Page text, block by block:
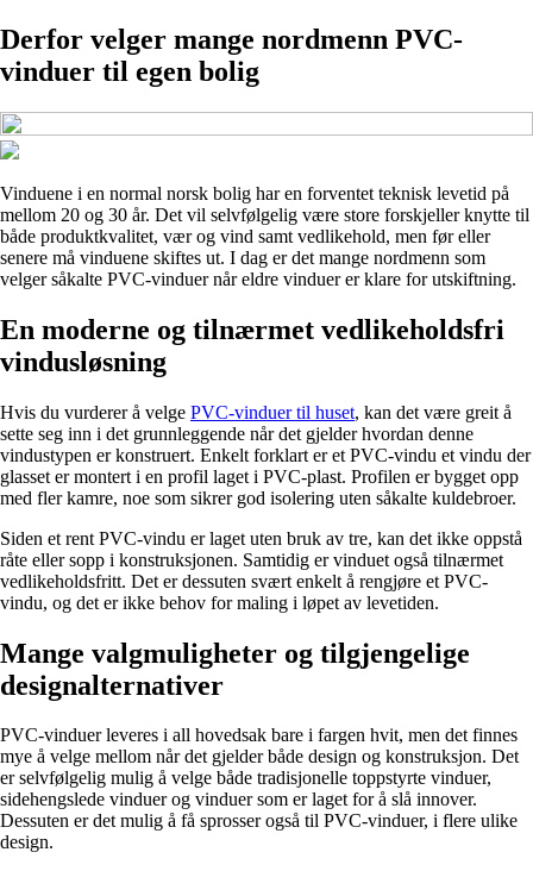
Derfor velger mange nordmenn PVC-
vinduer til egen bolig
Vinduene i en normal norsk bolig har en forventet teknisk levetid på
mellom 20 og 30 år. Det vil selvfølgelig være store forskjeller knytte til
både produktkvalitet, vær og vind samt vedlikehold, men før eller
senere må vinduene skiftes ut. I dag er det mange nordmenn som
velger såkalte PVC-vinduer når eldre vinduer er klare for utskiftning.
En moderne og tilnærmet vedlikeholdsfri
vindusløsning
Hvis du vurderer å velge PVC-vinduer til huset, kan det være greit å
sette seg inn i det grunnleggende når det gjelder hvordan denne
vindustypen er konstruert. Enkelt forklart er et PVC-vindu et vindu der
glasset er montert i en profil laget i PVC-plast. Profilen er bygget opp
med fler kamre, noe som sikrer god isolering uten såkalte kuldebroer.
Siden et rent PVC-vindu er laget uten bruk av tre, kan det ikke oppstå
råte eller sopp i konstruksjonen. Samtidig er vinduet også tilnærmet
vedlikeholdsfritt. Det er dessuten svært enkelt å rengjøre et PVC-
vindu, og det er ikke behov for maling i løpet av levetiden.
Mange valgmuligheter og tilgjengelige
designalternativer
PVC-vinduer leveres i all hovedsak bare i fargen hvit, men det finnes
mye å velge mellom når det gjelder både design og konstruksjon. Det
er selvfølgelig mulig å velge både tradisjonelle toppstyrte vinduer,
sidehengslede vinduer og vinduer som er laget for å slå innover.
Dessuten er det mulig å få sprosser også til PVC-vinduer, i flere ulike
design.